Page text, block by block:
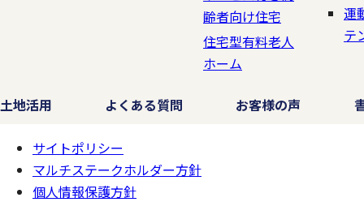
齢者向け住宅
住宅型有料老人
ホーム
運
テ
土地活用 よくある質問 お客様の声
ページの
一番上へ
サイトポリシー
マルチステークホルダー方針
個人情報保護方針